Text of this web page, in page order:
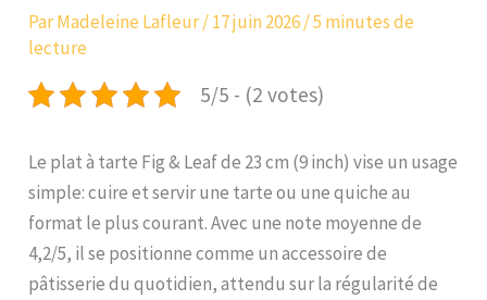
ParMadeleine Lafleur/17 juin 2026/5 minutes de
lecture
5/5 - (2 votes)
Le plat à tarte Fig & Leaf de 23 cm (9 inch) vise un usage
simple: cuire et servir une tarte ou une quiche au
format le plus courant. Avec une note moyenne de
4,2/5, il se positionne comme un accessoire de
pâtisserie du quotidien, attendu sur la régularité de